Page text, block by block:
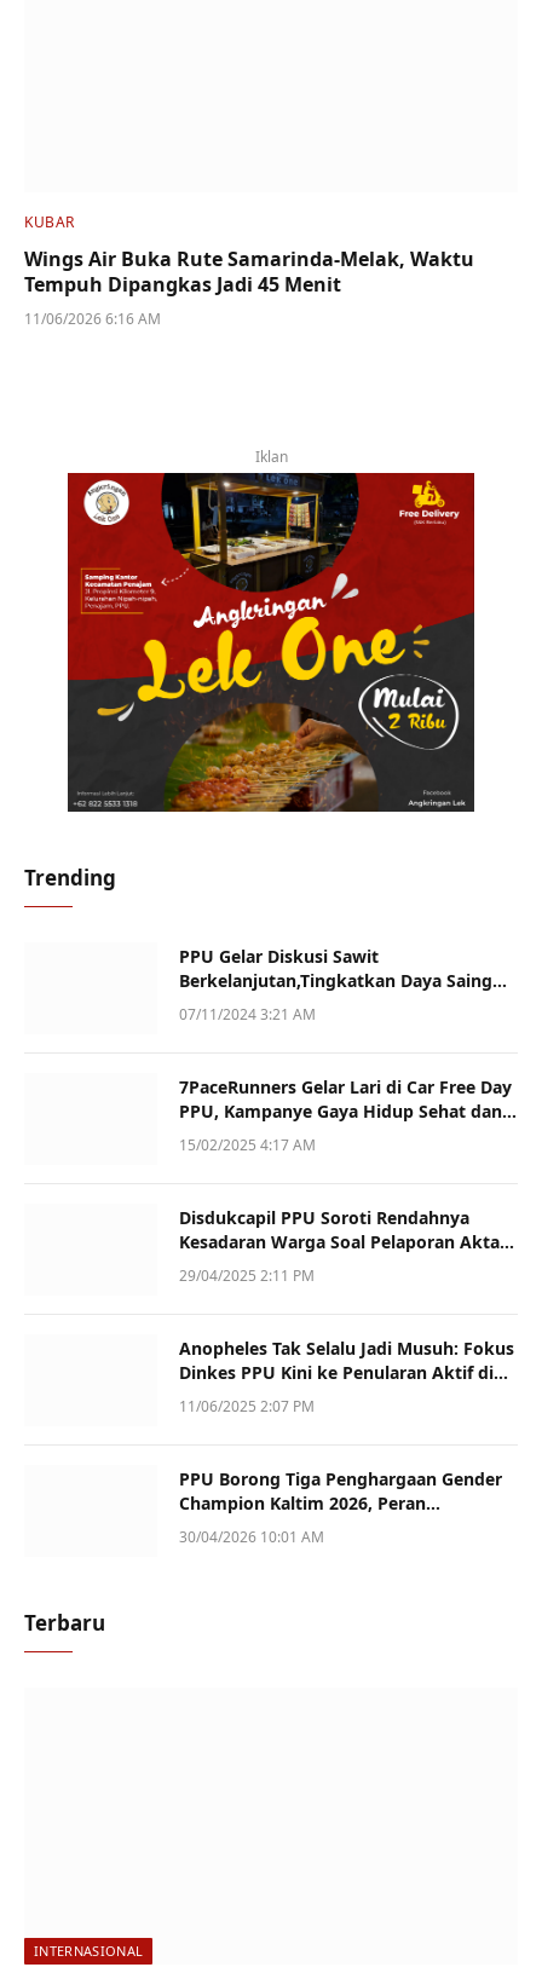
KUBAR
Wings Air Buka Rute Samarinda-Melak, Waktu
Tempuh Dipangkas Jadi 45 Menit
11/06/2026 6:16 AM
Iklan
Trending
PPU Gelar Diskusi Sawit
Berkelanjutan,Tingkatkan Daya Saing
dan Kualitas
07/11/2024 3:21 AM
7PaceRunners Gelar Lari di Car Free Day
PPU, Kampanye Gaya Hidup Sehat dan
Dukung UMKM
15/02/2025 4:17 AM
Disdukcapil PPU Soroti Rendahnya
Kesadaran Warga Soal Pelaporan Akta
Kematian
29/04/2025 2:11 PM
Anopheles Tak Selalu Jadi Musuh: Fokus
Dinkes PPU Kini ke Penularan Aktif di
Sotek
11/06/2025 2:07 PM
PPU Borong Tiga Penghargaan Gender
Champion Kaltim 2026, Peran
Perempuan Jadi Sorotan
30/04/2026 10:01 AM
Terbaru
INTERNASIONAL